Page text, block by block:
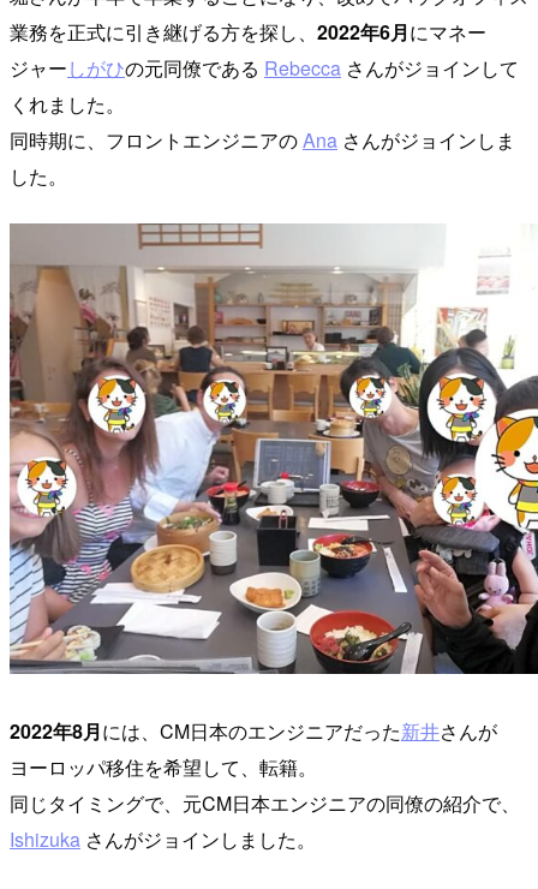
業務を正式に引き継げる方を探し、 2022年6月にマネー
ジャーしがひの元同僚である Rebecca さんがジョインして
くれました。
同時期に、フロントエンジニアのAna さんがジョインしま
した。
2022年8月には、CM日本のエンジニアだった新井さんが
ヨーロッパ移住を希望して、転籍。
同じタイミングで、元CM日本エンジニアの同僚の紹介で、
Ishizuka さんがジョインしました。